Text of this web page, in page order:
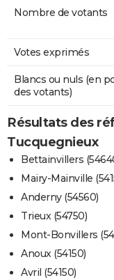
Nombre de votants
Votes exprimés
Blancs ou nuls (en
des votants)
Résultats des
Tucquegnieux
Bettainvillers
Mairy-Mainville
Anderny (54560)
Trieux (54750)
Mont-Bonvillers
Anoux (54150)
Avril (54150)